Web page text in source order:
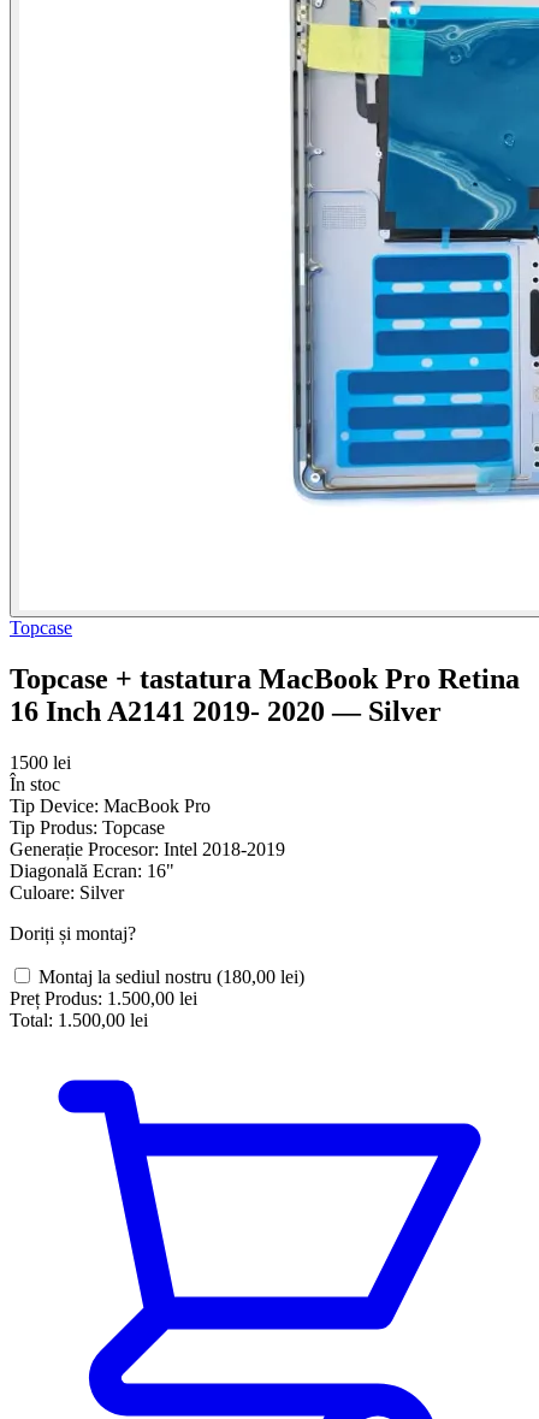
Topcase
Topcase + tastatura MacBook Pro Retina
16 Inch A2141 2019- 2020 — Silver
1500 lei
În stoc
Tip Device: MacBook Pro
Tip Produs: Topcase
Generație Procesor: Intel 2018-2019
Diagonală Ecran: 16"
Culoare: Silver
Doriți și montaj?
Montaj la sediul nostru (180,00 lei)
Preț Produs: 1.500,00 lei
Total: 1.500,00 lei